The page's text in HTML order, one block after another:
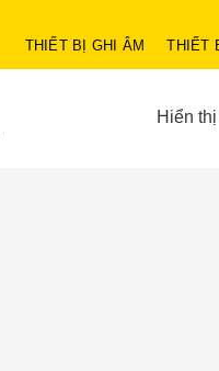
THIẾT BỊ GHI ÂM THIẾT
Hiển